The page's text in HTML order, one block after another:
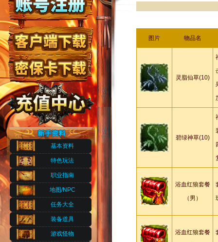
基本资料
特色玩法
职业指南
地图/NPC
任务大全
装备道具
游戏怪物
图片 物品名
灵脂仙草(10)
碧绿神草(10)
浴血红狼套餐
（男）
浴血红狼套餐